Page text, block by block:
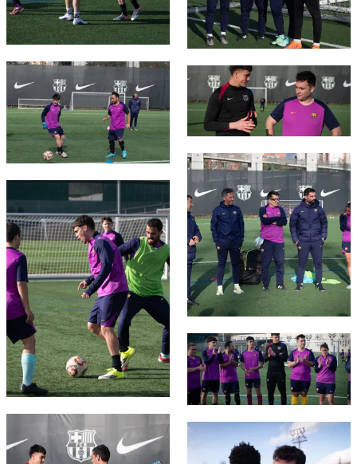
FC Barcelona club badge
FC Barcelona club badge
FC Barcelona club badge
FC Barcelona club badge
FC Barcelona club badge
FC Barcelona club badge
FC Barcelona club badge